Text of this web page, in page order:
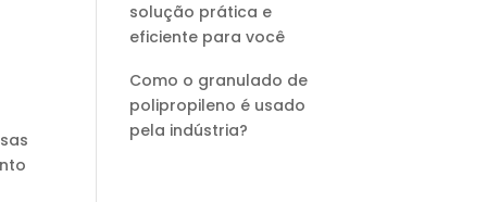
solução prática e
eficiente para você
Como o granulado de
polipropileno é usado
pela indústria?